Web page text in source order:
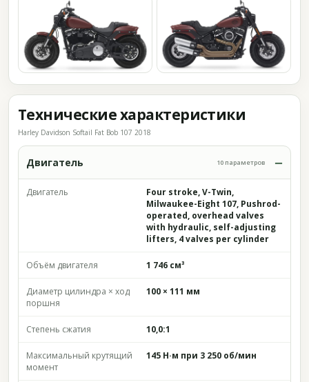
Технические характеристики
Harley Davidson Softail Fat Bob 107 2018
Двигатель 10 параметров
Двигатель
Four stroke, V-Twin,
Milwaukee-Eight 107, Pushrod-
operated, overhead valves
with hydraulic, self-adjusting
lifters, 4 valves per cylinder
Объём двигателя 1 746 см³
Диаметр цилиндра × ход
поршня
100 × 111 мм
Степень сжатия 10,0:1
Максимальный крутящий
момент
145 Н·м при 3 250 об/мин